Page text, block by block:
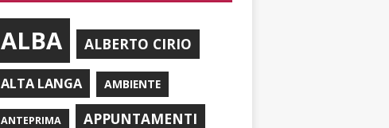
ALBA ALBERTO CIRIO
ALTA LANGA AMBIENTE
ANTEPRIMA
APPUNTAMENTI